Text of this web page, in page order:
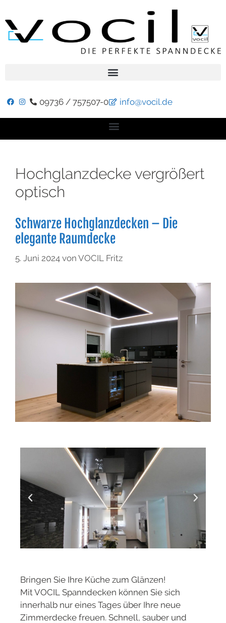
09736 / 757507-0 info@vocil.de
Hochglanzdecke vergrößert
optisch
Schwarze Hochglanzdecken – Die
elegante Raumdecke
5. Juni 2024 von VOCIL Fritz
Bringen Sie Ihre Küche zum Glänzen!
Mit VOCIL Spanndecken können Sie sich
innerhalb nur eines Tages über Ihre neue
Zimmerdecke freuen. Schnell, sauber und